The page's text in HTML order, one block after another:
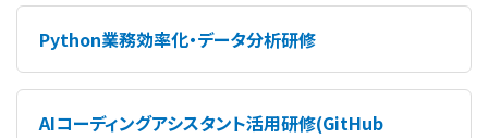
Python業務効率化・データ分析研修
AIコーディングアシスタント活用研修(GitHub